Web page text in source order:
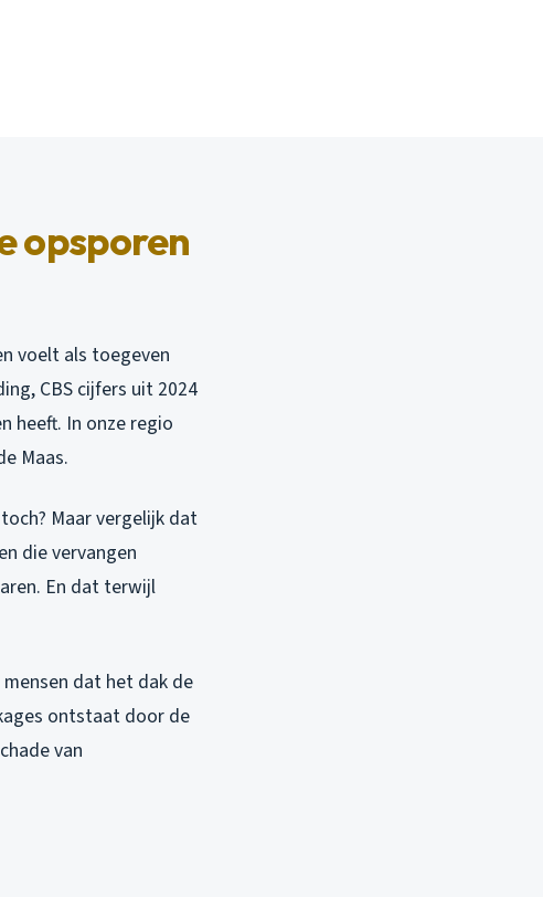
opsporen
voelt als toegeven
CBS cijfers uit 2024
heeft. In onze regio
Maas.
Maar vergelijk dat
die vervangen
En dat terwijl
dat het dak de
ontstaat door de
van